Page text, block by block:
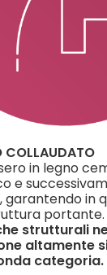
COLLAUDATO
in legno
e
garantendo in
portante.
strutturali
altamente
categoria.